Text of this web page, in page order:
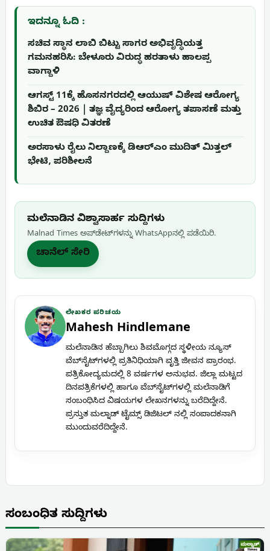
ಇದನ್ನೂ ಓದಿ :
ಸಚಿವ ಸ್ಥಾನ ಲಾಬಿ ಬಿಟ್ಟು ಸಾಗರ ಅಭಿವೃದ್ಧಿಯತ್ತ
ಗಮನಹರಿಸಿ: ಬೇಳೂರು ವಿರುದ್ಧ ಹರತಾಳು ಹಾಲಪ್ಪ
ವಾಗ್ದಾಳಿ
ಆಗಸ್ಟ್ 11ಕ್ಕೆ ಹೊಸನಗರದಲ್ಲಿ ಆಯುಷ್ ವಿಶೇಷ ಆರೋಗ್ಯ
ಶಿಬಿರ – 2026 | ತಜ್ಞ ವೈದ್ಯರಿಂದ ಆರೋಗ್ಯ ತಪಾಸಣೆ ಮತ್ತು
ಉಚಿತ ಔಷಧಿ ವಿತರಣೆ
ಅರಸಾಳು ರೈಲು ನಿಲ್ದಾಣಕ್ಕೆ ಡಿಆರ್‌ಎಂ ಮುದಿತ್ ಮಿತ್ತಲ್
ಭೇಟಿ, ಪರಿಶೀಲನೆ
ಮಲೆನಾಡಿನ ವಿಶ್ವಾಸಾರ್ಹ ಸುದ್ದಿಗಳು
Malnad Times ಅಪ್‌ಡೇಟ್‌ಗಳನ್ನು WhatsApp‌ನಲ್ಲಿ ಪಡೆಯಿರಿ.
ಚಾನೆಲ್ ಸೇರಿ
ಲೇಖಕರ ಪರಿಚಯ
Mahesh Hindlemane
ಮಲೆನಾಡಿನ ಹೆಬ್ಬಾಗಿಲು ಶಿವಮೊಗ್ಗದ ಸ್ಥಳೀಯ ನ್ಯೂಸ್
ವೆಬ್‌ಸೈಟ್‌ಗಳಲ್ಲಿ ಪ್ರತಿನಿಧಿಯಾಗಿ ವೃತ್ತಿ ಜೀವನ ಪ್ರಾರಂಭ.
ಪತ್ರಿಕೋದ್ಯಮದಲ್ಲಿ 8 ವರ್ಷಗಳ ಅನುಭವ. ಜಿಲ್ಲಾ ಮಟ್ಟದ
ದಿನಪತ್ರಿಕೆಗಳಲ್ಲಿ ಹಾಗೂ ವೆಬ್‌ಸೈಟ್‌ಗಳಲ್ಲಿ ಮಲೆನಾಡಿಗೆ
ಸಂಬಂಧಿಸಿದ ವಿಷಯಗಳ ಲೇಖನಗಳನ್ನು ಬರೆದಿದ್ದೇನೆ.
ಪ್ರಸ್ತುತ ಮಲ್ನಾಡ್ ಟೈಮ್ಸ್ ಡಿಜಿಟಲ್ ನಲ್ಲಿ ಸಂಪಾದಕನಾಗಿ
ಮುಂದುವರೆದಿದ್ದೇನೆ.
ಸಂಬಂಧಿತ ಸುದ್ದಿಗಳು